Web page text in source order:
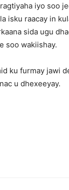
iyo soo
isku raacay in
sida ugu
soo wakiishay.
ku furmay jawi
u dhexeeyay.